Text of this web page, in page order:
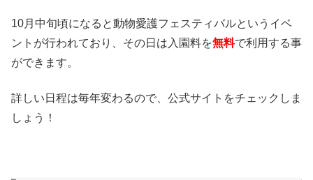
10月中旬頃になると動物愛護フェスティバルというイベ
ントが行われており、その日は入園料を無料で利用する事
ができます。
詳しい日程は毎年変わるので、公式サイトをチェックしま
しょう！